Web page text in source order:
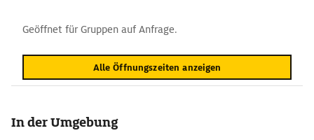
Geöffnet für Gruppen auf Anfrage.
Alle Öffnungszeiten anzeigen
In der Umgebung